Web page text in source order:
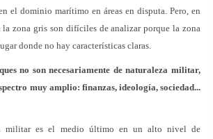
el dominio marítimo en áreas en disputa. Pero, en
la zona gris son difíciles de analizar porque la zona
donde no hay características claras.
no son necesariamente de naturaleza militar,
muy amplio: finanzas, ideología, sociedad...
militar es el medio último en un alto nivel de